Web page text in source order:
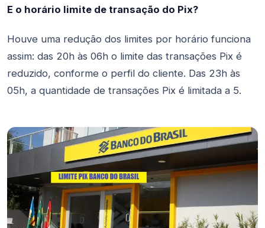
E o horário limite de transação do Pix?
Houve uma redução dos limites por horário funciona
assim: das 20h às 06h o limite das transações Pix é
reduzido, conforme o perfil do cliente. Das 23h às
05h, a quantidade de transações Pix é limitada a 5.